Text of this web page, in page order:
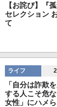
【お詫び】『
セレクション
て
ライフ
「自分は詐欺
する人こそ危
女性」にハメ